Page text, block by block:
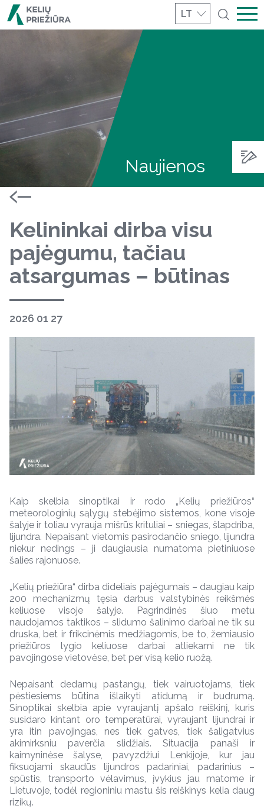
LT
Naujienos
Kelininkai dirba visu
pajėgumu, tačiau
atsargumas – būtinas
2026 01 27
Kaip skelbia sinoptikai ir rodo „Kelių priežiūros“
meteorologinių sąlygų stebėjimo sistemos, kone visoje
šalyje ir toliau vyrauja mišrūs krituliai – sniegas, šlapdriba,
lijundra. Nepaisant vietomis pasirodančio sniego, lijundra
niekur nedings – ji daugiausia numatoma pietiniuose
šalies rajonuose.
„Kelių priežiūra“ dirba dideliais pajėgumais – daugiau kaip
200 mechanizmų tęsia darbus valstybinės reikšmės
keliuose visoje šalyje. Pagrindinės šiuo metu
naudojamos taktikos – slidumo šalinimo darbai ne tik su
druska, bet ir frikcinėmis medžiagomis, be to, žemiausio
priežiūros lygio keliuose darbai atliekami ne tik
pavojingose vietovėse, bet per visą kelio ruožą.
Nepaisant dedamų pastangų, tiek vairuotojams, tiek
pėstiesiems būtina išlaikyti atidumą ir budrumą.
Sinoptikai skelbia apie vyraujantį apšalo reiškinį, kuris
susidaro kintant oro temperatūrai, vyraujant lijundrai ir
yra itin pavojingas, nes tiek gatves, tiek šaligatvius
akimirksniu paverčia slidžiais. Situacija panaši ir
kaimyninėse šalyse, pavyzdžiui Lenkijoje, kur jau
fiksuojami skaudūs lijundros padariniai, padarinius –
spūstis, transporto vėlavimus, įvykius jau matome ir
Lietuvoje, todėl regioniniu mastu šis reiškinys kelia daug
rizikų.